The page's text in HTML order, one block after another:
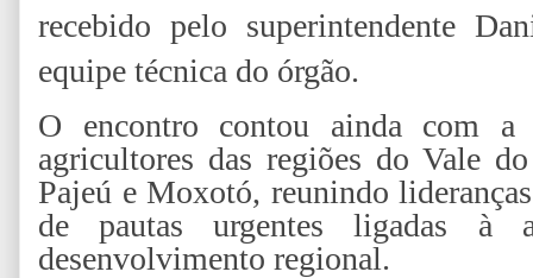
recebido pelo superintendente
equipe técnica do órgão.
O encontro contou ainda com a
agricultores das regiões do Vale
Pajeú e Moxotó, reunindo
de pautas urgentes ligadas à
desenvolvimento regional.